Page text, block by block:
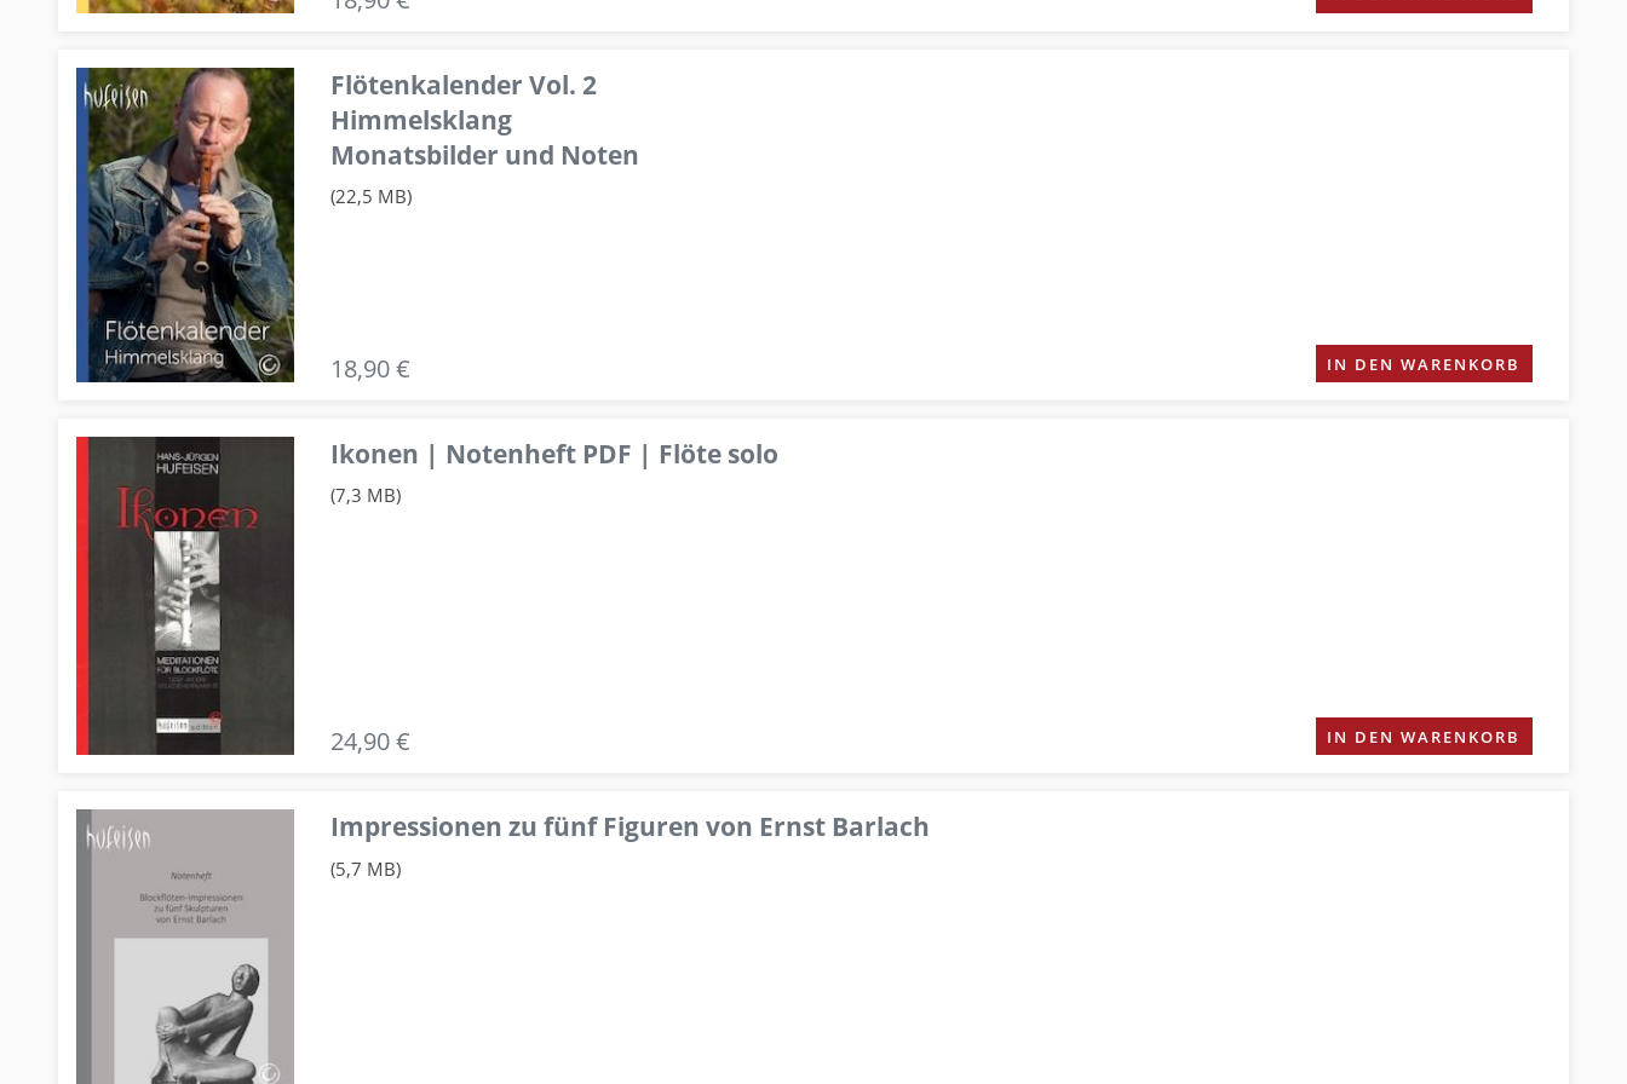
Flötenkalender Vol. 2
Himmelsklang
Monatsbilder und Noten
(22,5 MB)
18,90 € IN DEN WARENKORB
Ikonen | Notenheft PDF | Flöte solo
(7,3 MB)
24,90 € IN DEN WARENKORB
Impressionen zu fünf Figuren von Ernst Barlach
(5,7 MB)